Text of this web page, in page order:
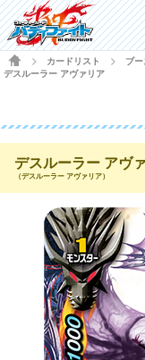
HOME
カードリスト ブ
デスルーラー アヴァリア
デスルーラー アヴ
（デスルーラー アヴァリア）